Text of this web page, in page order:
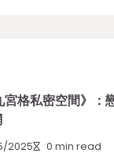
宮格私密空間》：
2025 0 min read